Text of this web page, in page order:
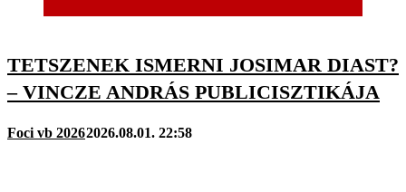
TETSZENEK ISMERNI JOSIMAR DIAST?
– VINCZE ANDRÁS PUBLICISZTIKÁJA
Foci vb 20262026.08.01. 22:58